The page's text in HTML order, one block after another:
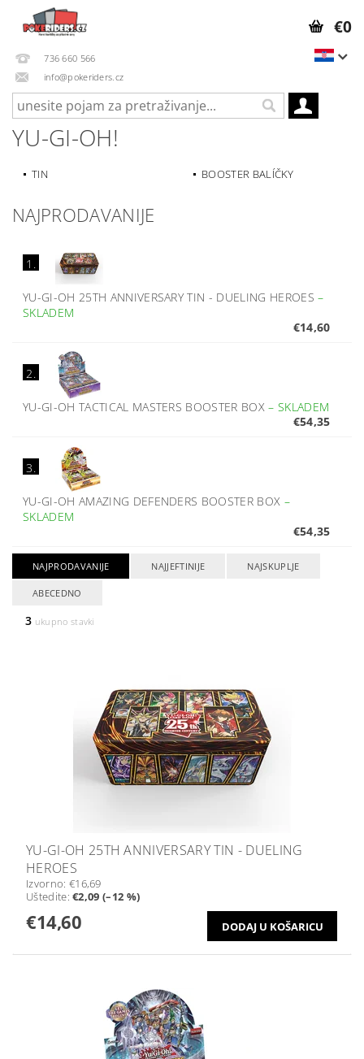
736 660 566
info@pokeriders.cz
€0
YU-GI-OH!
TIN BOOSTER BALÍČKY
NAJPRODAVANIJE
1.
YU-GI-OH 25TH ANNIVERSARY TIN - DUELING HEROES–
SKLADEM
€14,60
2.
YU-GI-OH TACTICAL MASTERS BOOSTER BOX– SKLADEM
€54,35
3.
YU-GI-OH AMAZING DEFENDERS BOOSTER BOX –
SKLADEM
€54,35
NAJPRODAVANIJE NAJJEFTINIJE NAJSKUPLJE
ABECEDNO
3 ukupno stavki
YU-GI-OH 25TH ANNIVERSARY TIN - DUELING
HEROES
Izvorno: €16,69
Uštedite:€2,09 (–12 %)
€14,60